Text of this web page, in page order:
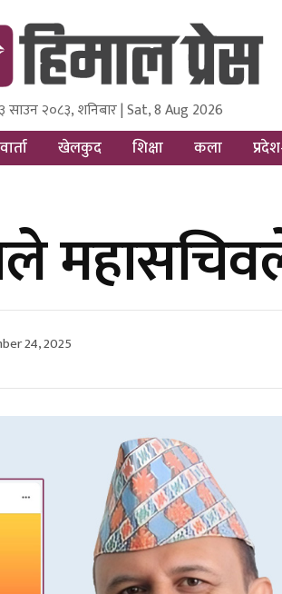
Media and Research Pvt Ltd.
साउन २०८३, शनिबार | Sat, 8 Aug 2026
खेलकुद शिक्षा कला
24, 2025